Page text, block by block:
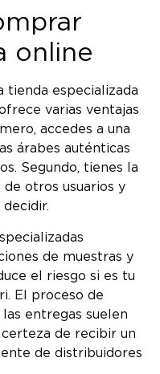
online
tienda especializada
varias ventajas
accedes a una
árabes auténticas
Segundo, tienes la
otros usuarios y
de muestras y
el riesgo si es tu
El proceso de
entregas suelen
de recibir un
de distribuidores